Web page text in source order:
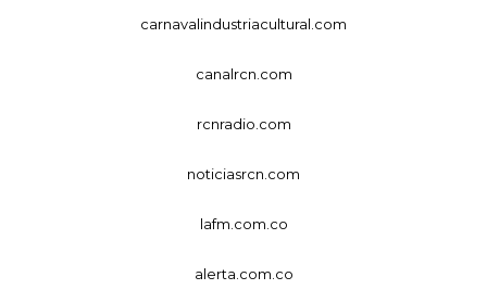
carnavalindustriacultural.com
canalrcn.com
rcnradio.com
noticiasrcn.com
lafm.com.co
alerta.com.co